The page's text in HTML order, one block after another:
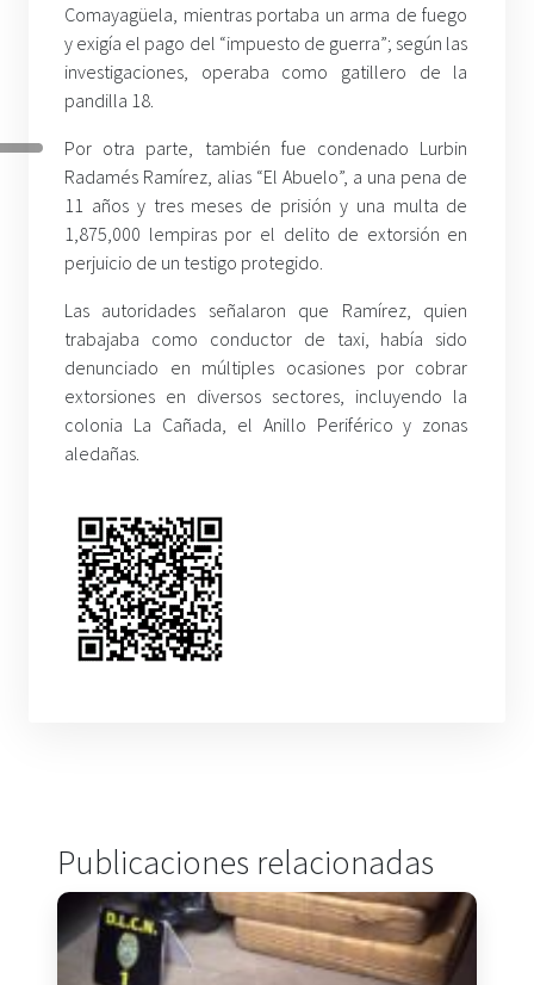
Comayagüela, mientras portaba un arma de fuego
y exigía el pago del “impuesto de guerra”; según las
investigaciones, operaba como gatillero de la
pandilla 18.
Por otra parte, también fue condenado Lurbin
Radamés Ramírez, alias “El Abuelo”, a una pena de
11 años y tres meses de prisión y una multa de
1,875,000 lempiras por el delito de extorsión en
perjuicio de un testigo protegido.
Las autoridades señalaron que Ramírez, quien
trabajaba como conductor de taxi, había sido
denunciado en múltiples ocasiones por cobrar
extorsiones en diversos sectores, incluyendo la
colonia La Cañada, el Anillo Periférico y zonas
aledañas.
Publicaciones relacionadas